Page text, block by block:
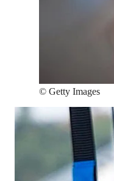
© Getty Images